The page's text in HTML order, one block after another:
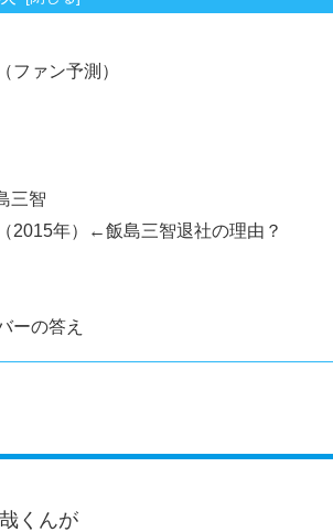
ァン予測）
三智
2015年）←飯島三智退社の理由？
ーの答え
くんが